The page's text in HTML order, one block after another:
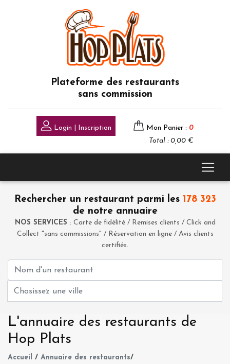
Plateforme des restaurants
sans commission
Login | Inscription Mon Panier : 0
Total : 0,00 €
Rechercher un restaurant parmi les 178 323
de notre annuaire
NOS SERVICES : Carte de fidélité / Remises clients / Click and
Collect "sans commissions" / Réservation en ligne / Avis clients
certifiés.
L'annuaire des restaurants de
Hop Plats
Accueil / Annuaire des restaurants/